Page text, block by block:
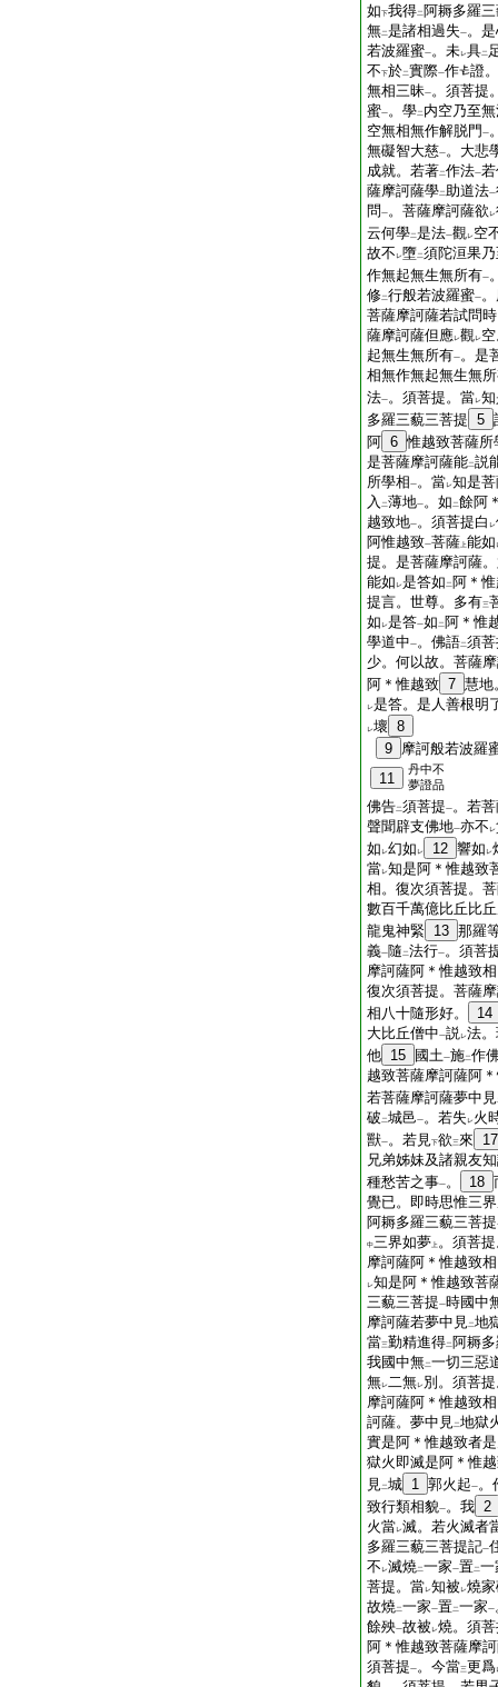
如下我得二 阿耨多羅
無二是諸相過失一。
若波羅蜜一。未レ具二
不下於二實際一作
證
無相三昧一。須菩提
蜜一。學二 内空乃至
空無相無作解脱門 一
無礙智大慈一。大悲
成就。若著二作法一
薩摩訶薩學二助道法一
問一。菩薩摩訶薩欲 レ
云何學二是法一觀レ空
故不 レ墮二須陀洹果
作無起無生無所有一
修二行般若波羅蜜一
菩薩摩訶薩若試問
薩摩訶薩但應レ觀レ
起無生無所有一。是
相無作無起無生無
法一。須菩提。當レ
多羅三藐三菩提 5
阿 6 惟越致菩薩所
是菩薩摩訶薩能二説
所學相一。當レ知是
入 二薄地一。如 二餘阿
越致地一。須菩提白 レ
阿惟越致一菩薩 上能如
提。是菩薩摩訶薩
能如 レ是答如 二 阿＊
提言。世尊。多有三
如 レ是答一如 二 阿＊惟
學道中一。佛語二須
少。何以故。菩薩
阿＊惟越致 7 慧地
レ是答。是人善根明
レ壞 8
9 摩訶般若波羅
11
丹中不
夢證品
佛告二須菩提一。若
聲聞辟支佛地一亦不 レ
如 レ幻如 レ 12 響如 レ
當レ知是阿＊惟越致
相。復次須菩提。
數百千萬億比丘比
龍鬼神緊 13 那羅
義一隨 二法行一。須菩
摩訶薩阿＊惟越致相
復次須菩提。菩薩
相八十隨形好。
14
大比丘僧中一説レ法
他 15 國土一施二作
越致菩薩摩訶薩阿
若菩薩摩訶薩夢中見
破 二城邑一。若失 レ火
獸一。若見下欲三來
17
兄弟姊妹及諸親友
種愁苦之事一。 18
覺已。即時思惟三
阿耨多羅三藐三菩提
中三界如夢 上 。須菩
摩訶薩阿＊惟越致
レ知是阿＊惟越致菩
三藐三菩提一時國中
摩訶薩若夢中見二地
當三勤精進得二 阿耨
我國中無二一切三惡
無レ二無レ別。須菩
摩訶薩阿＊惟越致
訶薩。夢中見二地獄
實是阿＊惟越致者
獄火即滅是阿＊惟
見二城 1 郭火起一。
致行類相貌一。我 2
火當レ滅。若火滅者
多羅三藐三菩提記一
不 レ滅燒二一家一置二一
菩提。當レ知被 レ燒
故燒二一家一置二一家一
餘殃一故被 レ燒。須
阿＊惟越致菩薩摩
須菩提一。今當三更爲